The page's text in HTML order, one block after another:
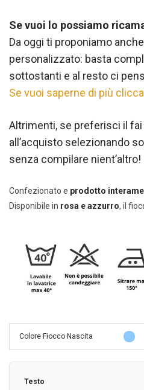
Se vuoi lo possiamo
Da oggi ti proponiamo
personalizzato: basta
sottostanti e al resto ci
Se vuoi saperne di più clicca
Altrimenti, se preferisci il
all’acquisto selezionando
senza compilare nient’altro!
Confezionato e prodotto
Disponibile in rosa e azzurro, il
Colore Fiocco Nascita
Testo